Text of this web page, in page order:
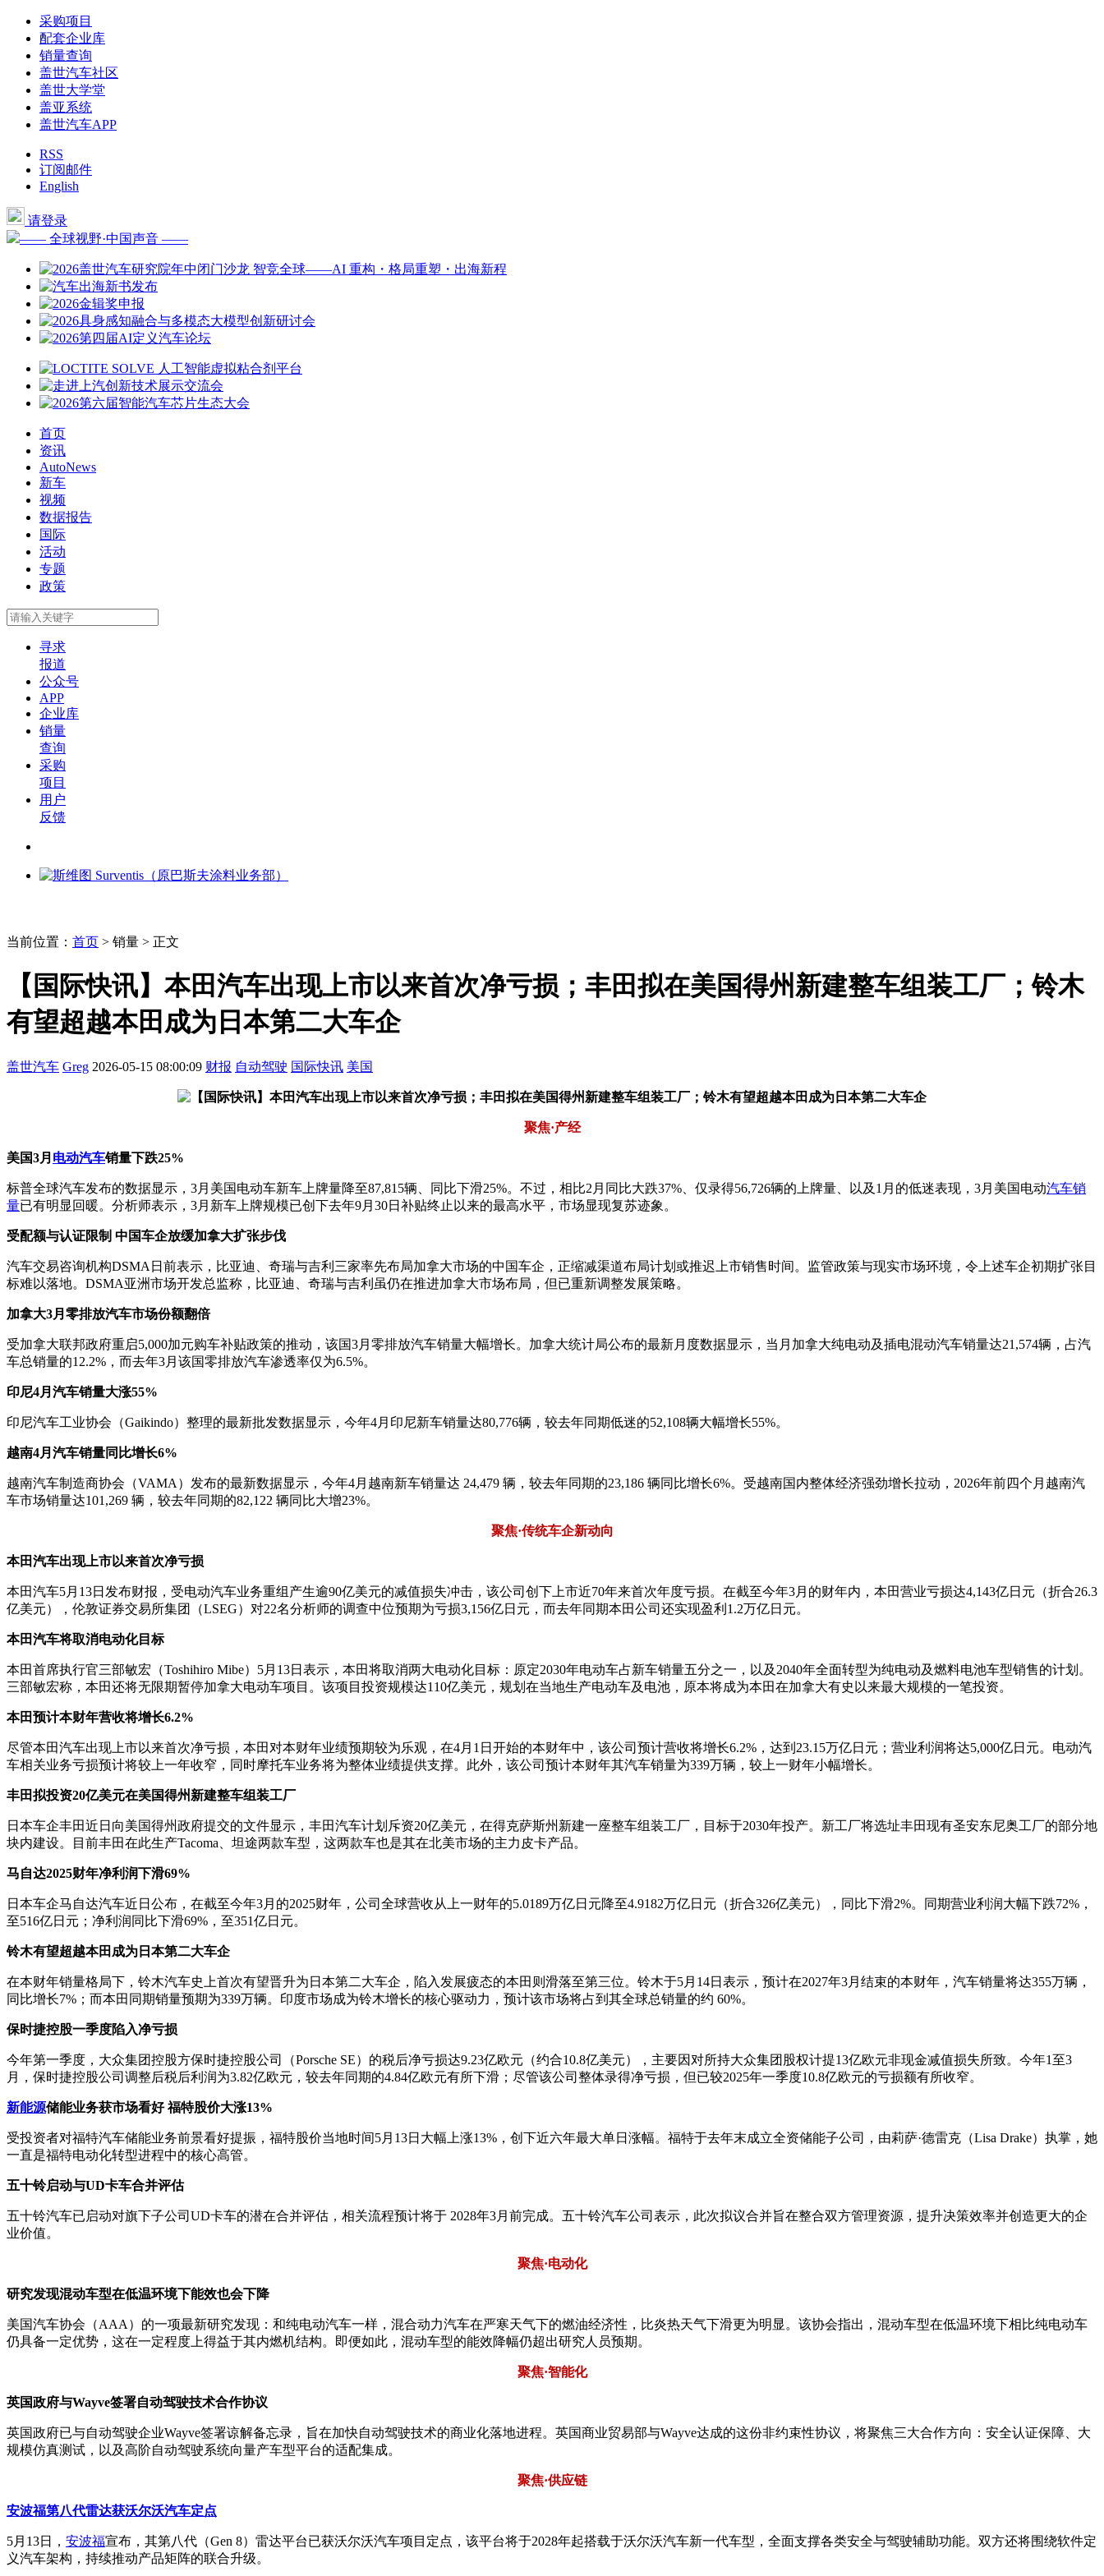
采购项目
配套企业库
销量查询
盖世汽车社区
盖世大学堂
盖亚系统
盖世汽车APP
RSS
订阅邮件
English
请登录
—— 全球视野·中国声音 ——
首页
资讯
AutoNews
新车
视频
数据报告
国际
活动
专题
政策
寻求
报道
公众号
APP
企业库
销量
查询
采购
项目
用户
反馈
当前位置： 首页 > 销量 > 正文
【国际快讯】本田汽车出现上市以来首次净亏损；丰田拟在美国得州新建整车组装工厂；铃木
有望超越本田成为日本第二大车企
盖世汽车 Greg 2026-05-15 08:00:09 财报 自动驾驶 国际快讯 美国
聚焦·产经
美国3月 电动汽车销量下跌25%
标普全球汽车发布的数据显示，3月美国电动车新车上牌量降至87,815辆、同比下滑25%。不过，相比2月同比大跌37%、仅录得56,726辆的上牌量、以及1月的低迷表现，3月美国电动汽车销
量已有明显回暖。分析师表示，3月新车上牌规模已创下去年9月30日补贴终止以来的最高水平，市场显现复苏迹象。
受配额与认证限制 中国车企放缓加拿大扩张步伐
汽车交易咨询机构DSMA日前表示，比亚迪、奇瑞与吉利三家率先布局加拿大市场的中国车企，正缩减渠道布局计划或推迟上市销售时间。监管政策与现实市场环境，令上述车企初期扩张目
标难以落地。DSMA亚洲市场开发总监称，比亚迪、奇瑞与吉利虽仍在推进加拿大市场布局，但已重新调整发展策略。
加拿大3月零排放汽车市场份额翻倍
受加拿大联邦政府重启5,000加元购车补贴政策的推动，该国3月零排放汽车销量大幅增长。加拿大统计局公布的最新月度数据显示，当月加拿大纯电动及插电混动汽车销量达21,574辆，占汽
车总销量的12.2%，而去年3月该国零排放汽车渗透率仅为6.5%。
印尼4月汽车销量大涨55%
印尼汽车工业协会（Gaikindo）整理的最新批发数据显示，今年4月印尼新车销量达80,776辆，较去年同期低迷的52,108辆大幅增长55%。
越南4月汽车销量同比增长6%
越南汽车制造商协会（VAMA）发布的最新数据显示，今年4月越南新车销量达 24,479 辆，较去年同期的23,186 辆同比增长6%。受越南国内整体经济强劲增长拉动，2026年前四个月越南汽
车市场销量达101,269 辆，较去年同期的82,122 辆同比大增23%。
聚焦·传统车企新动向
本田汽车出现上市以来首次净亏损
本田汽车5月13日发布财报，受电动汽车业务重组产生逾90亿美元的减值损失冲击，该公司创下上市近70年来首次年度亏损。在截至今年3月的财年内，本田营业亏损达4,143亿日元（折合26.3
亿美元），伦敦证券交易所集团（LSEG）对22名分析师的调查中位预期为亏损3,156亿日元，而去年同期本田公司还实现盈利1.2万亿日元。
本田汽车将取消电动化目标
本田首席执行官三部敏宏（Toshihiro Mibe）5月13日表示，本田将取消两大电动化目标：原定2030年电动车占新车销量五分之一，以及2040年全面转型为纯电动及燃料电池车型销售的计划。
三部敏宏称，本田还将无限期暂停加拿大电动车项目。该项目投资规模达110亿美元，规划在当地生产电动车及电池，原本将成为本田在加拿大有史以来最大规模的一笔投资。
本田预计本财年营收将增长6.2%
尽管本田汽车出现上市以来首次净亏损，本田对本财年业绩预期较为乐观，在4月1日开始的本财年中，该公司预计营收将增长6.2%，达到23.15万亿日元；营业利润将达5,000亿日元。电动汽
车相关业务亏损预计将较上一年收窄，同时摩托车业务将为整体业绩提供支撑。此外，该公司预计本财年其汽车销量为339万辆，较上一财年小幅增长。
丰田拟投资20亿美元在美国得州新建整车组装工厂
日本车企丰田近日向美国得州政府提交的文件显示，丰田汽车计划斥资20亿美元，在得克萨斯州新建一座整车组装工厂，目标于2030年投产。新工厂将选址丰田现有圣安东尼奥工厂的部分地
块内建设。目前丰田在此生产Tacoma、坦途两款车型，这两款车也是其在北美市场的主力皮卡产品。
马自达2025财年净利润下滑69%
日本车企马自达汽车近日公布，在截至今年3月的2025财年，公司全球营收从上一财年的5.0189万亿日元降至4.9182万亿日元（折合326亿美元），同比下滑2%。同期营业利润大幅下跌72%，
至516亿日元；净利润同比下滑69%，至351亿日元。
铃木有望超越本田成为日本第二大车企
在本财年销量格局下，铃木汽车史上首次有望晋升为日本第二大车企，陷入发展疲态的本田则滑落至第三位。铃木于5月14日表示，预计在2027年3月结束的本财年，汽车销量将达355万辆，
同比增长7%；而本田同期销量预期为339万辆。印度市场成为铃木增长的核心驱动力，预计该市场将占到其全球总销量的约 60%。
保时捷控股一季度陷入净亏损
今年第一季度，大众集团控股方保时捷控股公司（Porsche SE）的税后净亏损达9.23亿欧元（约合10.8亿美元），主要因对所持大众集团股权计提13亿欧元非现金减值损失所致。今年1至3
月，保时捷控股公司调整后税后利润为3.82亿欧元，较去年同期的4.84亿欧元有所下滑；尽管该公司整体录得净亏损，但已较2025年一季度10.8亿欧元的亏损额有所收窄。
新能源储能业务获市场看好 福特股价大涨13%
受投资者对福特汽车储能业务前景看好提振，福特股价当地时间5月13日大幅上涨13%，创下近六年最大单日涨幅。福特于去年末成立全资储能子公司，由莉萨·德雷克（Lisa Drake）执掌，她
一直是福特电动化转型进程中的核心高管。
五十铃启动与UD卡车合并评估
五十铃汽车已启动对旗下子公司UD卡车的潜在合并评估，相关流程预计将于 2028年3月前完成。五十铃汽车公司表示，此次拟议合并旨在整合双方管理资源，提升决策效率并创造更大的企
业价值。
聚焦·电动化
研究发现混动车型在低温环境下能效也会下降
美国汽车协会（AAA）的一项最新研究发现：和纯电动汽车一样，混合动力汽车在严寒天气下的燃油经济性，比炎热天气下滑更为明显。该协会指出，混动车型在低温环境下相比纯电动车
仍具备一定优势，这在一定程度上得益于其内燃机结构。即便如此，混动车型的能效降幅仍超出研究人员预期。
聚焦·智能化
英国政府与Wayve签署自动驾驶技术合作协议
英国政府已与自动驾驶企业Wayve签署谅解备忘录，旨在加快自动驾驶技术的商业化落地进程。英国商业贸易部与Wayve达成的这份非约束性协议，将聚焦三大合作方向：安全认证保障、大
规模仿真测试，以及高阶自动驾驶系统向量产车型平台的适配集成。
聚焦·供应链
安波福第八代雷达获沃尔沃汽车定点
5月13日， 安波福宣布，其第八代（Gen 8）雷达平台已获沃尔沃汽车项目定点，该平台将于2028年起搭载于沃尔沃汽车新一代车型，全面支撑各类安全与驾驶辅助功能。双方还将围绕软件定
义汽车架构，持续推动产品矩阵的联合升级。